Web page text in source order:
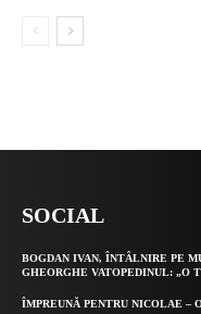
SOCIAL
BOGDAN IVAN, ÎNTÂLNIRE PE
GHEORGHE VATOPEDINUL: „O
ÎMPREUNĂ PENTRU NICOLAE –